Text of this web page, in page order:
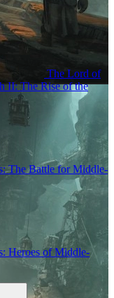
The Lord of
II: The Rise of the
The Battle for Middle-
Heroes of Middle-